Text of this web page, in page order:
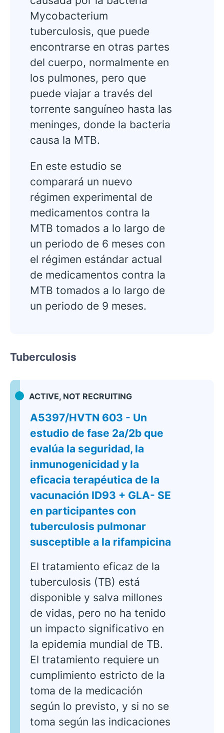
Mycobacterium
tuberculosis, que puede
encontrarse en otras partes
del cuerpo, normalmente en
los pulmones, pero que
puede viajar a través del
torrente sanguíneo hasta las
meninges, donde la bacteria
causa la MTB.
En este estudio se
comparará un nuevo
régimen experimental de
medicamentos contra la
MTB tomados a lo largo de
un periodo de 6 meses con
el régimen estándar actual
de medicamentos contra la
MTB tomados a lo largo de
un periodo de 9 meses.
Tuberculosis
ACTIVE, NOT RECRUITING
A5397/HVTN 603 - Un
estudio de fase 2a/2b que
evalúa la seguridad, la
inmunogenicidad y la
eficacia terapéutica de la
vacunación ID93 + GLA- SE
en participantes con
tuberculosis pulmonar
susceptible a la rifampicina
El tratamiento eficaz de la
tuberculosis (TB) está
disponible y salva millones
de vidas, pero no ha tenido
un impacto significativo en
la epidemia mundial de TB.
El tratamiento requiere un
cumplimiento estricto de la
toma de la medicación
según lo previsto, y si no se
toma según las indicaciones